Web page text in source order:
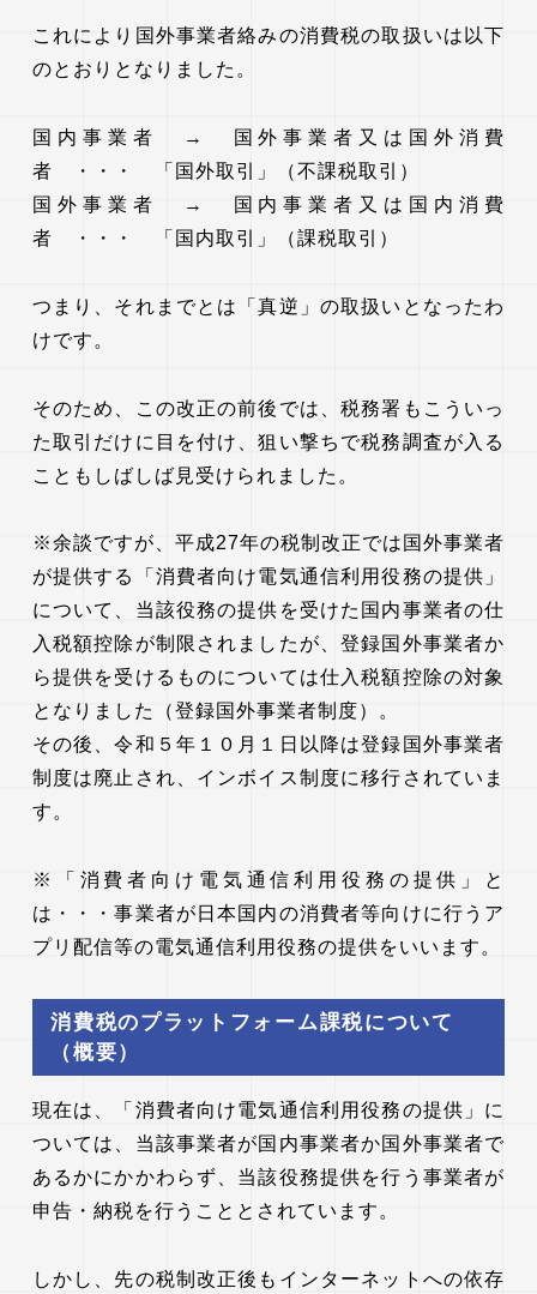
これにより国外事業者絡みの消費税の取扱いは以下
のとおりとなりました。
国内事業者 → 国外事業者又は国外消費
者 ・・・ 「国外取引」（不課税取引）
国外事業者 → 国内事業者又は国内消費
者 ・・・ 「国内取引」（課税取引）
つまり、それまでとは「真逆」の取扱いとなったわ
けです。
そのため、この改正の前後では、税務署もこういっ
た取引だけに目を付け、狙い撃ちで税務調査が入る
こともしばしば見受けられました。
※余談ですが、平成27年の税制改正では国外事業者
が提供する「消費者向け電気通信利用役務の提供」
について、当該役務の提供を受けた国内事業者の仕
入税額控除が制限されましたが、登録国外事業者か
ら提供を受けるものについては仕入税額控除の対象
となりました（登録国外事業者制度）。
その後、令和５年１０月１日以降は登録国外事業者
制度は廃止され、インボイス制度に移行されていま
す。
※「消費者向け電気通信利用役務の提供」と
は・・・事業者が日本国内の消費者等向けに行うア
プリ配信等の電気通信利用役務の提供をいいます。
消費税のプラットフォーム課税について
（概要）
現在は、「消費者向け電気通信利用役務の提供」に
ついては、当該事業者が国内事業者か国外事業者で
あるかにかかわらず、当該役務提供を行う事業者が
申告・納税を行うこととされています。
しかし、先の税制改正後もインターネットへの依存